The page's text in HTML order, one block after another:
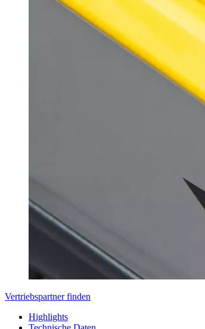
Vertriebspartner finden
Highlights